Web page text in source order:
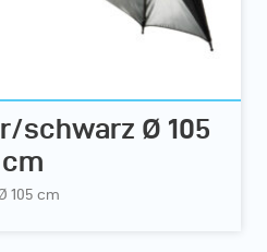
schwarz Ø 105
cm
105 cm